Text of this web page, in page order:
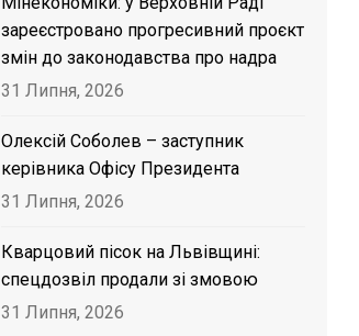
зареєстровано прогресивний проєкт
змін до законодавства про надра
31 Липня, 2026
Олексій Соболев – заступник
керівника Офісу Президента
31 Липня, 2026
Кварцовий пісок на Львівщині:
спецдозвіл продали зі змовою
31 Липня, 2026